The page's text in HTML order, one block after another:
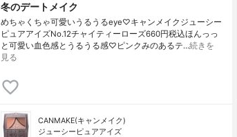
冬のデートメイク
めちゃくちゃ可愛いうるうるeye♡キャンメイクジューシー
ピュアアイズNo.12チャイティーローズ660円税込ほんっっ
と可愛い血色感とうるうる感♡ピンクみのあるテ…続きを
見る
CANMAKE(キャンメイク)
ジューシーピュアアイズ